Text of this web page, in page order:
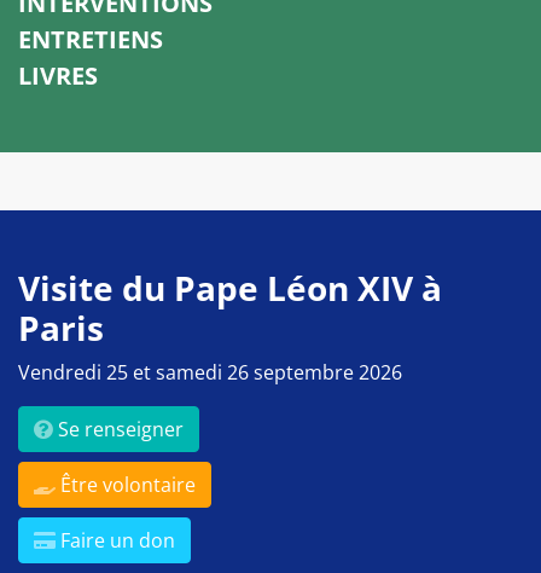
ENTRETIENS
LIVRES
Visite du Pape Léon XIV à
Paris
Vendredi 25 et samedi 26 septembre 2026
Se renseigner
Être volontaire
Faire un don